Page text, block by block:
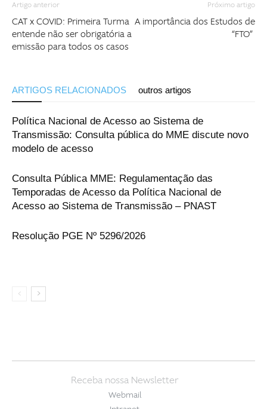
Artigo anterior
CAT x COVID: Primeira Turma
entende não ser obrigatória a
emissão para todos os casos
Próximo artigo
A importância dos Estudos de
“FTO”
ARTIGOS RELACIONADOS outros artigos
Política Nacional de Acesso ao Sistema de
Transmissão: Consulta pública do MME discute novo
modelo de acesso
Consulta Pública MME: Regulamentação das
Temporadas de Acesso da Política Nacional de
Acesso ao Sistema de Transmissão – PNAST
Resolução PGE Nº 5296/2026
Receba nossa Newsletter
Webmail